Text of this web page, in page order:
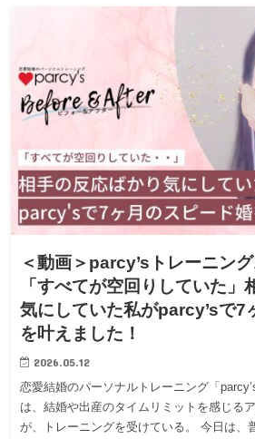
＜動画＞parcy’sトレーニン
「すべてが空回りしていた」
気にしていた私がparcy’sで7
を叶えました！
2026.05.12
恋愛結婚のパーソナルトレーニング「
は、結婚や出産のタイムリミットを感じる
が、トレーニングを受けている。 今日は、